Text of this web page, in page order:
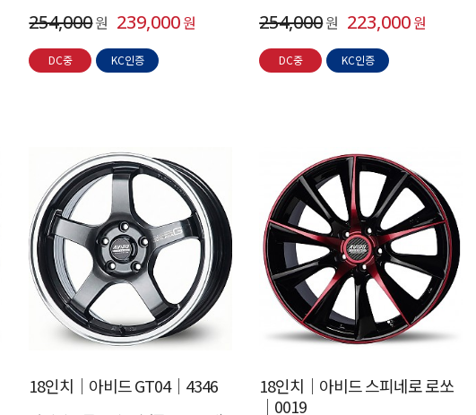
254,000원 239,000원
DC중 KC인증
254,000원 223,000원
DC중 KC인증
18인치│아비드 GT04│4346
18인치│아비드 스피네로 로쏘
│0019